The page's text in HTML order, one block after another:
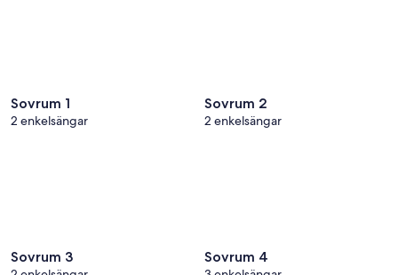
Sovrum 1
2 enkelsängar
Sovrum 2
2 enkelsängar
Sovrum 3 Sovrum 4